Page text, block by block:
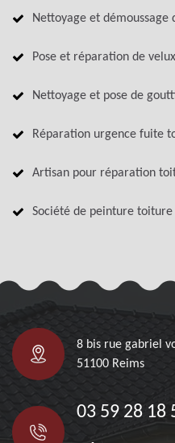
Nettoyage et
Pose et réparation de
Nettoyage et pose de
Réparation urgence fuite
Artisan pour réparation
Société de peinture
8 bis rue gabriel
51100 Reims
03 59 28 18